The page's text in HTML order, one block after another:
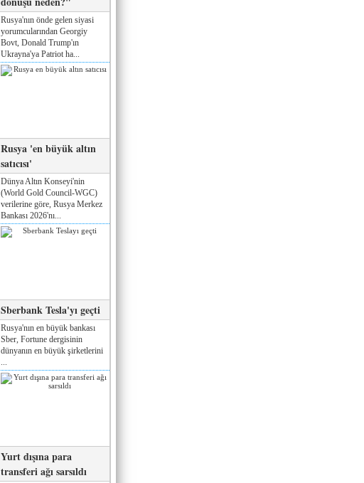
Rusya'nın önde gelen siyasi
yorumcularından Georgiy
Bovt, Donald Trump'ın
Ukrayna'ya Patriot ha...
Rusya 'en büyük altın
satıcısı'
Dünya Altın Konseyi'nin
(World Gold Council-WGC)
verilerine göre, Rusya Merkez
Bankası 2026'nı...
Sberbank Tesla'yı geçti
Rusya'nın en büyük bankası
Sber, Fortune dergisinin
dünyanın en büyük şirketlerini
...
Yurt dışına para
transferi ağı sarsıldı